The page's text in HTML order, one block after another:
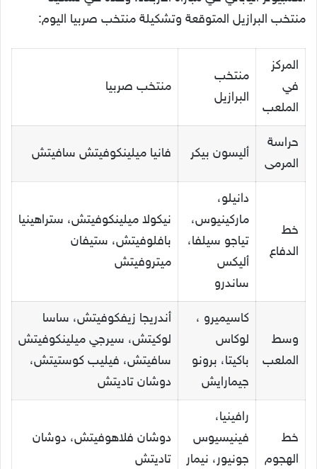
منتخب البرازيل المتوقعة وتشكيلة منتخب صربيا اليوم:
المركز
في
الملعب
منتخب
البرازيل
منتخب صربيا
حراسة
المرمى
أليسون بيكر فانيا ميلينكوفيتش سافيتش
خط
الدفاع
دانيلو،
ماركينيوس،
تياجو سيلفا،
أليكس
ساندرو
نيكولا ميلينكوفيتش، ستراهينيا
بافلوفيتش، ستيفان
ميتروفيتش
وسط
الملعب
كاسيميرو ،
لوكاس
باكيتا، برونو
جيمارايش
أندريجا زيفكوفيتش، ساسا
لوكيتش، سيرجي ميلينكوفيتش
سافيتش، فيليب كوستيتش،
دوشان تاديتش
خط
الهجوم
رافينيا،
فينيسيوس
جونيور، نيمار
دوشان فلاهوفيتش، دوشان
تاديتش